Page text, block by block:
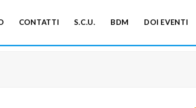
CONTATTI S.C.U. BDM DOI EVENTI